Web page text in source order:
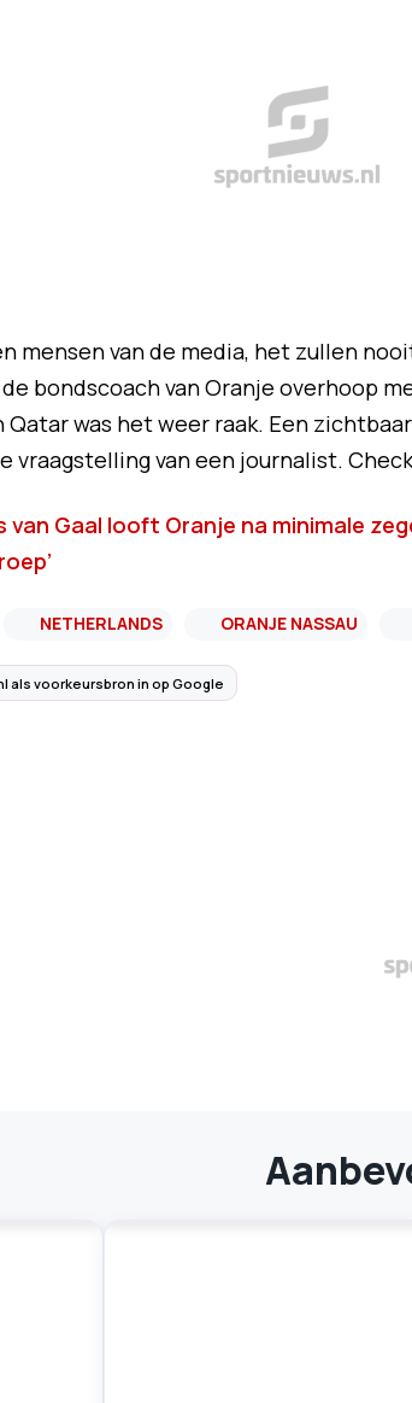
mensen van de media, het zullen
bondscoach van Oranje overhoop
was het weer raak. Een
vraagstelling van een journalist.
van Gaal looft Oranje na minimale
NETHERLANDS ORANJE NASSAU
als voorkeursbron in op Google